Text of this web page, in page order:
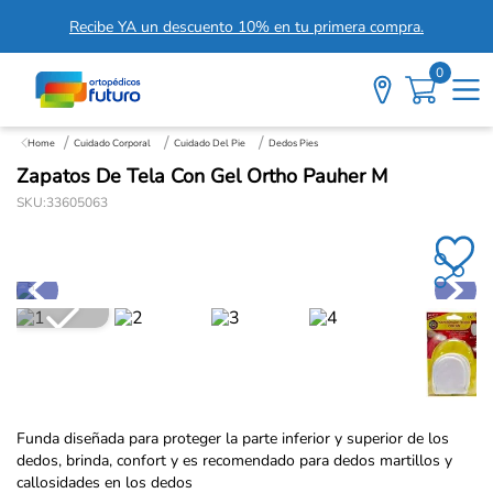
Recibe YA un descuento 10% en tu primera compra.
0
Cuidado Corporal Cuidado Del Pie Dedos Pies
Zapatos De Tela Con Gel Ortho Pauher M
SKU:33605063
Funda diseñada para proteger la parte inferior y superior de los
dedos, brinda, confort y es recomendado para dedos martillos y
callosidades en los dedos